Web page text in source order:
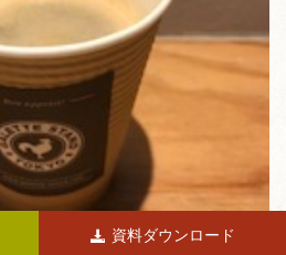
資料ダウンロード